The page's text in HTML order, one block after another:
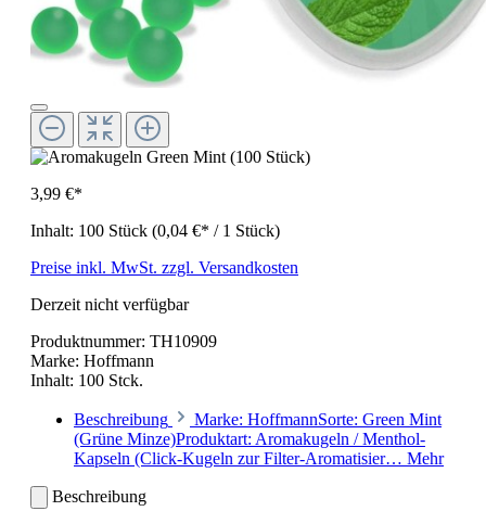
3,99 €*
Inhalt: 100 Stück (0,04 €* / 1 Stück)
Preise inkl. MwSt. zzgl. Versandkosten
Derzeit nicht verfügbar
Produktnummer: TH10909
Marke: Hoffmann
Inhalt: 100 Stck.
Beschreibung
Marke: HoffmannSorte: Green Mint
(Grüne Minze)Produktart: Aromakugeln / Menthol-
Kapseln (Click-Kugeln zur Filter-Aromatisier… Mehr
Beschreibung